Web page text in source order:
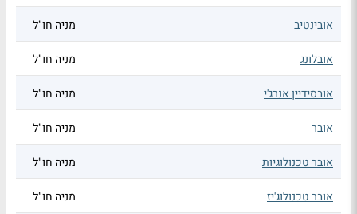
אובינטיב מניה חו"ל
אובלונג מניה חו"ל
אובסידיין אנרג'י מניה חו"ל
אובר מניה חו"ל
אובר טכנולוגיות מניה חו"ל
אובר טכנולוג'יז מניה חו"ל